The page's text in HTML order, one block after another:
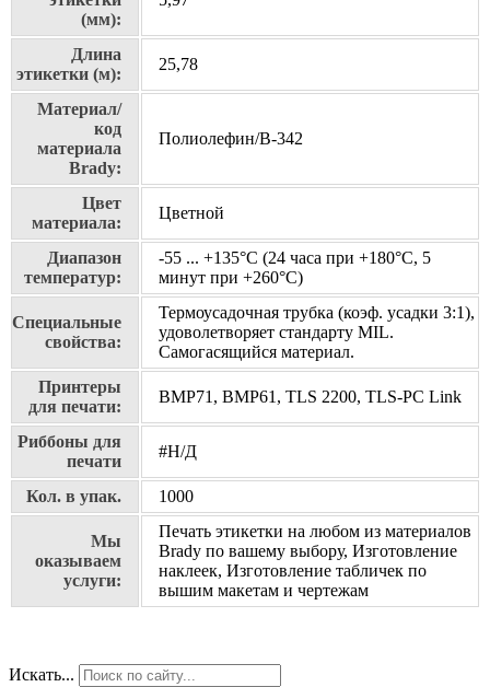
(мм):
Длина
этикетки (м):
25,78
Материал/
код
материала
Brady:
Полиолефин/В-342
Цвет
материала:
Цветной
Диапазон
температур:
-55 ... +135°С (24 часа при +180°С, 5
минут при +260°С)
Специальные
свойства:
Термоусадочная трубка (коэф. усадки 3:1),
удоволетворяет стандарту MIL.
Самогасящийся материал.
Принтеры
для печати:
BMP71, BMP61, TLS 2200, TLS-PC Link
Риббоны для
печати
#Н/Д
Кол. в упак. 1000
Мы
оказываем
услуги:
Печать этикетки на любом из материалов
Brady по вашему выбору, Изготовление
наклеек, Изготовление табличек по
вышим макетам и чертежам
Искать...